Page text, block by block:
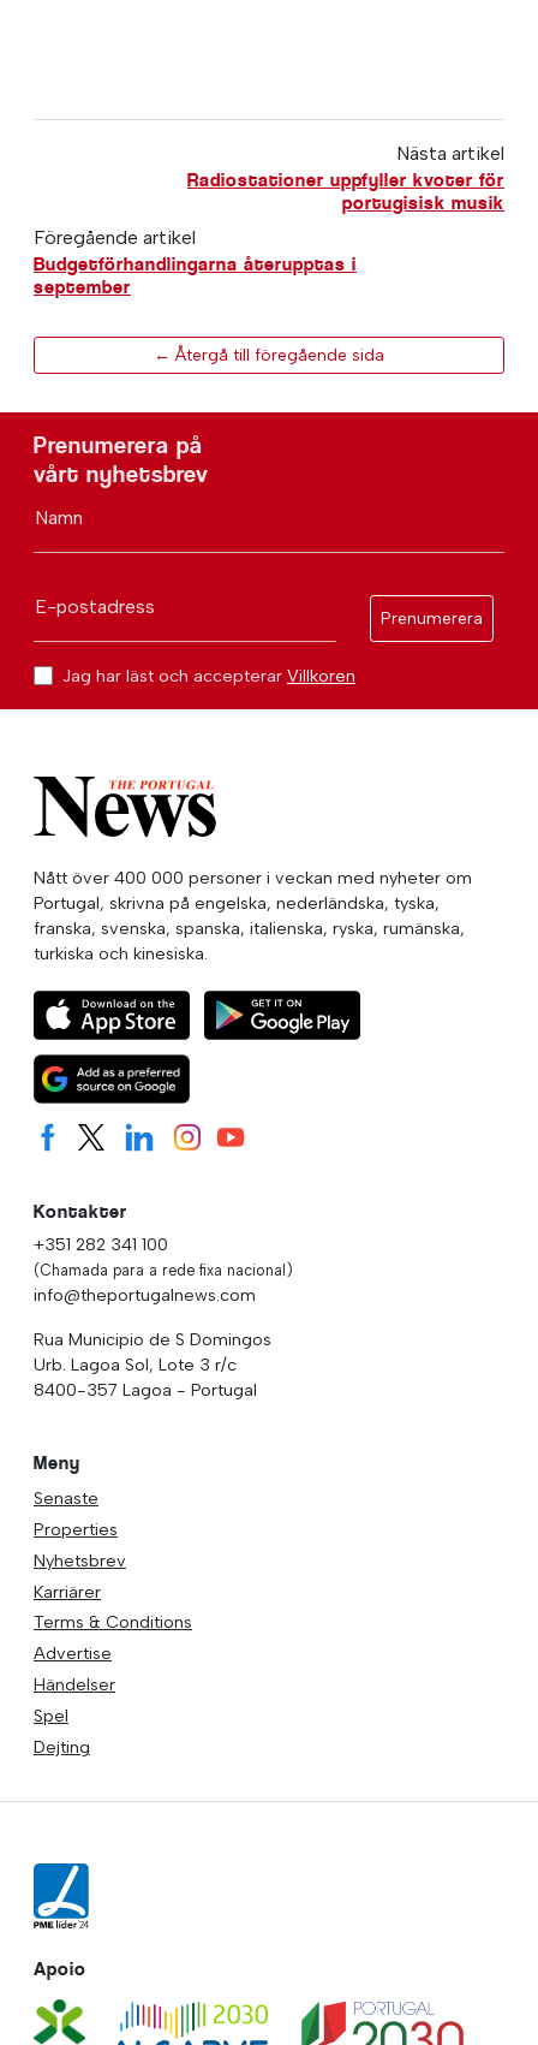
Nästa artikel
Radiostationer uppfyller kvoter för
portugisisk musik
Föregående artikel
Budgetförhandlingarna återupptas i
september
← Återgå till föregående sida
Prenumerera på
vårt nyhetsbrev
Namn
E-postadress
Prenumerera
Jag har läst och accepterar Villkoren
Nått över 400 000 personer i veckan med nyheter om
Portugal, skrivna på engelska, nederländska, tyska,
franska, svenska, spanska, italienska, ryska, rumänska,
turkiska och kinesiska.
Kontakter
+351 282 341 100
(Chamada para a rede fixa nacional)
info@theportugalnews.com
Rua Municipio de S Domingos
Urb. Lagoa Sol, Lote 3 r/c
8400-357 Lagoa - Portugal
Meny
Senaste
Properties
Nyhetsbrev
Karriärer
Terms & Conditions
Advertise
Händelser
Spel
Dejting
Apoio